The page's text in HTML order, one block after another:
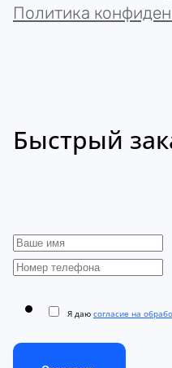
Политика
Быстрый
Я даю согласие на